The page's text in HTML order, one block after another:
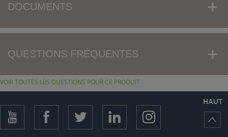
DOCUMENTS
QUESTIONS FRÉQUENTES
VOIR TOUTES LES QUESTIONS POUR CE PRODUIT
HAUT